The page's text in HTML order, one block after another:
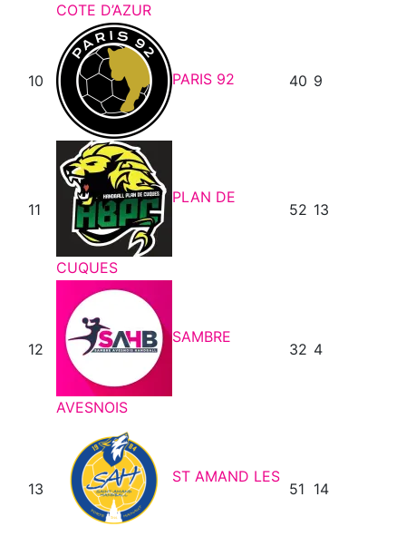
COTE D’AZUR
10 PARIS 92 40 9
11
PLAN DE
CUQUES
52 13
12
SAMBRE
AVESNOIS
32 4
13
ST AMAND LES
51 14